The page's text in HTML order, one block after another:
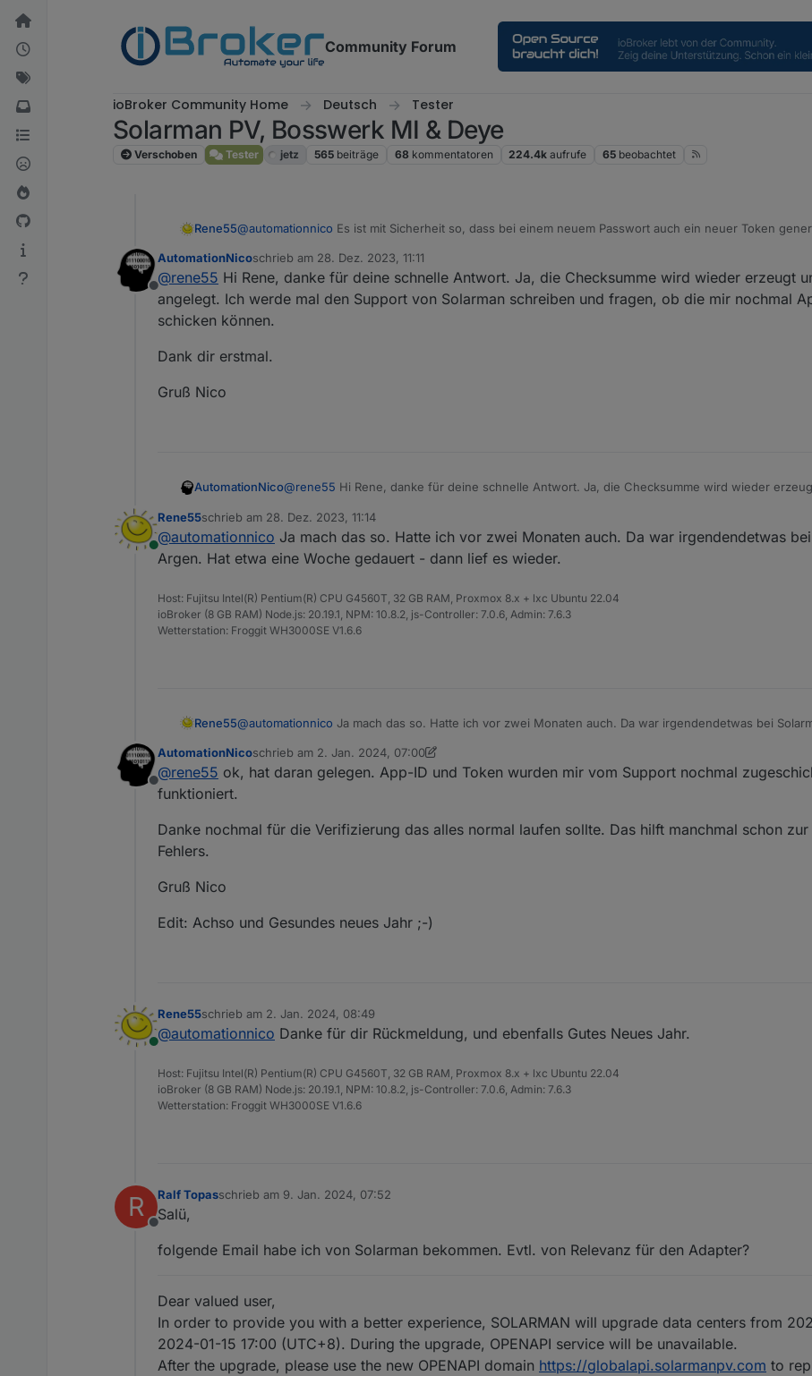
Weiter zum Inhalt
Community Forum
ioBroker Community Home Deutsch Tester
Solarman PV, Bosswerk MI & Deye
Verschoben Tester jetz 565 beiträge 68 kommentatoren 224.4k aufrufe 65 beobachtet
Rene55@automationnico Es ist mit Sicherheit so, dass bei einem neuem Passwort auch ein neuer Token
wird. Als Test kannst du bitte mal den Datenpunkt "checksumUserData" löschen.
Wenn das nicht funktioniert - und deine Daten richtig sind - ist in der Cloud was verbogen und du
von Solarman bemühen.
Offline
AutomationNicoschrieb am 28. Dez. 2023, 11:11
zuletzt editiert von
@rene55 Hi Rene, danke für deine schnelle Antwort. Ja, die Checksumme wird wieder erzeugt
angelegt. Ich werde mal den Support von Solarman schreiben und fragen, ob die mir nochmal
schicken können.
Dank dir erstmal.
Gruß Nico
AutomationNico@rene55 Hi Rene, danke für deine schnelle Antwort. Ja, die Checksumme wird wieder
schicken können.
Dank dir erstmal.
Gruß Nico
Online
Rene55schrieb am 28. Dez. 2023, 11:14
zuletzt editiert von
@automationnico Ja mach das so. Hatte ich vor zwei Monaten auch. Da war irgendendetwas
Argen. Hat etwa eine Woche gedauert - dann lief es wieder.
Host: Fujitsu Intel(R) Pentium(R) CPU G4560T, 32 GB RAM, Proxmox 8.x + lxc Ubuntu 22.04
ioBroker (8 GB RAM) Node.js: 20.19.1, NPM: 10.8.2, js-Controller: 7.0.6, Admin: 7.6.3
Wetterstation: Froggit WH3000SE V1.6.6
Rene55@automationnico Ja mach das so. Hatte ich vor zwei Monaten auch. Da war irgendendetwas bei
Offline
AutomationNicoschrieb am 2. Jan. 2024, 07:00
zuletzt editiert von AutomationNico
@rene55 ok, hat daran gelegen. App-ID und Token wurden mir vom Support nochmal
funktioniert.
Danke nochmal für die Verifizierung das alles normal laufen sollte. Das hilft manchmal schon
Fehlers.
Gruß Nico
Edit: Achso und Gesundes neues Jahr ;-)
Online
Rene55schrieb am 2. Jan. 2024, 08:49
zuletzt editiert von
@automationnico Danke für dir Rückmeldung, und ebenfalls Gutes Neues Jahr.
Host: Fujitsu Intel(R) Pentium(R) CPU G4560T, 32 GB RAM, Proxmox 8.x + lxc Ubuntu 22.04
ioBroker (8 GB RAM) Node.js: 20.19.1, NPM: 10.8.2, js-Controller: 7.0.6, Admin: 7.6.3
Wetterstation: Froggit WH3000SE V1.6.6
R
Offline
Ralf Topasschrieb am 9. Jan. 2024, 07:52
zuletzt editiert von
Salü,
folgende Email habe ich von Solarman bekommen. Evtl. von Relevanz für den Adapter?
Dear valued user,
In order to provide you with a better experience, SOLARMAN will upgrade data centers from
2024-01-15 17:00 (UTC+8). During the upgrade, OPENAPI service will be unavailable.
After the upgrade, please use the new OPENAPI domain https://globalapi.solarmanpv.com to